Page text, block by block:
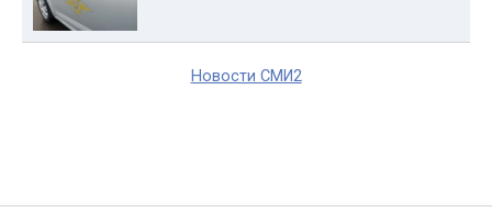
Новости СМИ2